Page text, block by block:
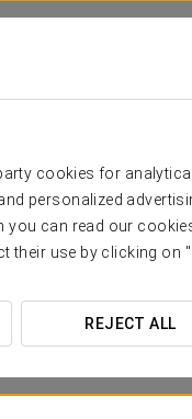
cookies for
personalized
can read our
their use by clicking on
REJECT ALL